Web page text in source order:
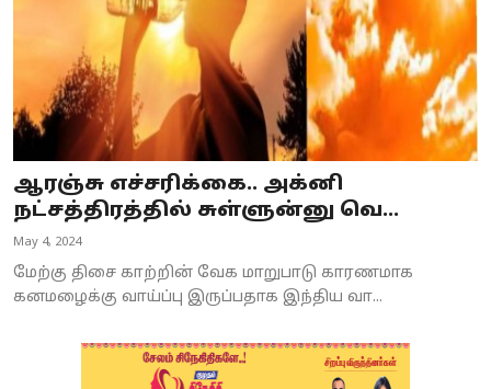
ஆரஞ்சு எச்சரிக்கை.. அக்னி
நட்சத்திரத்தில் சுள்ளுன்னு வெ...
May 4, 2024
மேற்கு திசை காற்றின் வேக மாறுபாடு காரணமாக
கனமழைக்கு வாய்ப்பு இருப்பதாக இந்திய வா...